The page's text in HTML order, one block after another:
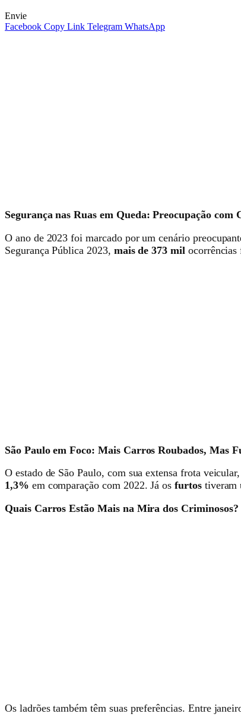
Envie
Facebook Copy Link Telegram WhatsApp
Segurança nas Ruas em Queda: Preocupação com
O ano de 2023 foi marcado por um cenário
Segurança Pública 2023, mais de 373 mil
São Paulo em Foco: Mais Carros Roubados, Mas
O estado de São Paulo, com sua extensa frota
1,3% em comparação com 2022. Já osfurtostiveram
Quais Carros Estão Mais na Mira dos Criminosos?
Os ladrões também têm suas preferências. Entre